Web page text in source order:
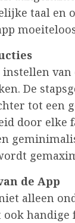
taal en
De
tot een
door elke
de App
alleen